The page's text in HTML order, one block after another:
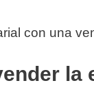
con una
la